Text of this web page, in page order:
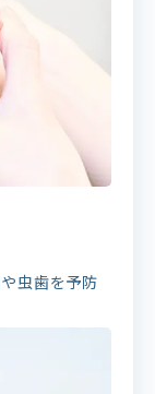
虫歯を予防